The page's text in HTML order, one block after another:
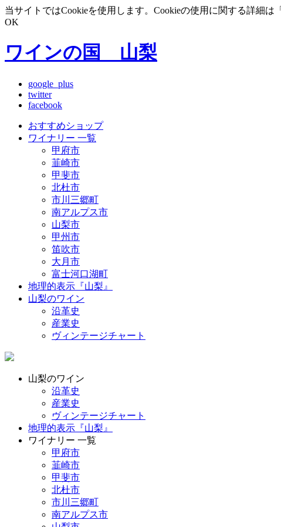
当サイトではCookieを使用します。Cookieの使用に関する詳細は「
OK
ワインの国 山梨
google_plus
twitter
facebook
おすすめショップ
ワイナリー 一覧
甲府市
韮崎市
甲斐市
北杜市
市川三郷町
南アルプス市
山梨市
甲州市
笛吹市
大月市
富士河口湖町
地理的表示『山梨』
山梨のワイン
沿革史
産業史
ヴィンテージチャート
山梨のワイン
沿革史
産業史
ヴィンテージチャート
地理的表示『山梨』
ワイナリー 一覧
甲府市
韮崎市
甲斐市
北杜市
市川三郷町
南アルプス市